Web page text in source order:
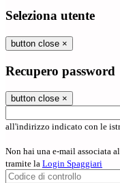
Seleziona utente
button close ×
Recupero password
button close ×
all'indirizzo indicato con le
Non hai una e-mail associata
tramite la Login Spaggiari